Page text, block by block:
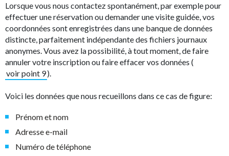
Lorsque vous nous contactez spontanément, par exemple pour
effectuer une réservation ou demander une visite guidée, vos
coordonnées sont enregistrées dans une banque de données
distincte, parfaitement indépendante des fichiers journaux
anonymes. Vous avez la possibilité, à tout moment, de faire
annuler votre inscription ou faire effacer vos données (
voir point 9).
Voici les données que nous recueillons dans ce cas de figure:
Prénom et nom
Adresse e-mail
Numéro de téléphone